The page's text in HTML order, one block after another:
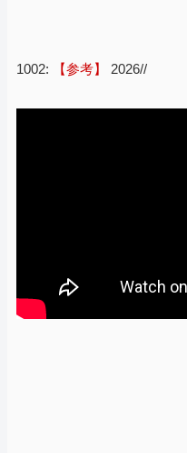
1002: 【参考】 2026//